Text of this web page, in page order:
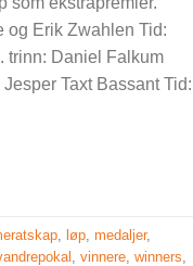
og Erik Zwahlen Tid:
trinn: Daniel Falkum
Taxt Bassant Tid:
løp ,medaljer,
,vinnere ,winners